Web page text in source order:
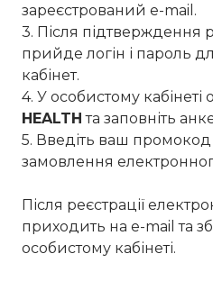
зареєстрований e-mail.
3. Після підтверждення
прийде логін і пароль
кабінет.
4. У особистому кабінеті
HEALTH та заповніть
5. Введіть ваш промокод
замовлення
Після реєстрації
приходить на e-mail та
особистому кабінеті.